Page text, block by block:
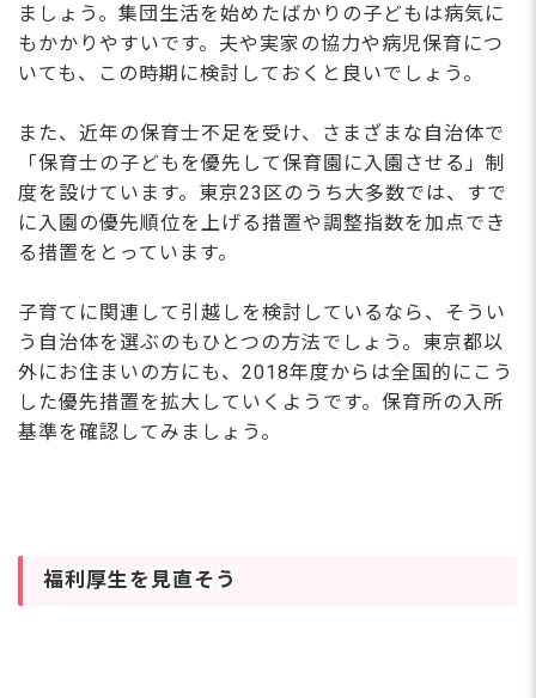
ましょう。集団生活を始めたばかりの子どもは病気に
もかかりやすいです。夫や実家の協力や病児保育につ
いても、この時期に検討しておくと良いでしょう。
また、近年の保育士不足を受け、さまざまな自治体で
「保育士の子どもを優先して保育園に入園させる」制
度を設けています。東京23区のうち大多数では、すで
に入園の優先順位を上げる措置や調整指数を加点でき
る措置をとっています。
子育てに関連して引越しを検討しているなら、そうい
う自治体を選ぶのもひとつの方法でしょう。東京都以
外にお住まいの方にも、2018年度からは全国的にこう
した優先措置を拡大していくようです。保育所の入所
基準を確認してみましょう。
福利厚生を見直そう